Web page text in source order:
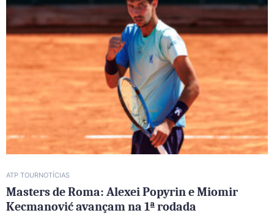
ATP TOURNOTÍCIAS
Masters de Roma: Alexei Popyrin e Miomir
Kecmanović avançam na 1ª rodada